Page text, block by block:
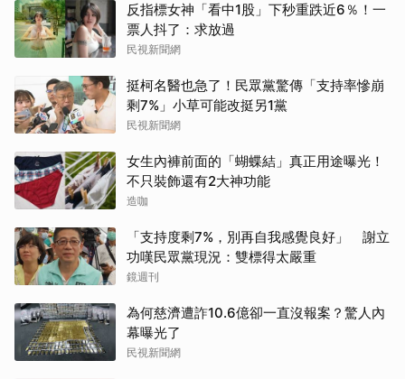
反指標女神「看中1股」下秒重跌近6％！一
票人抖了：求放過
民視新聞網
挺柯名醫也急了！民眾黨驚傳「支持率慘崩
剩7%」小草可能改挺另1黨
民視新聞網
女生內褲前面的「蝴蝶結」真正用途曝光！
不只裝飾還有2大神功能
造咖
「支持度剩7%，別再自我感覺良好」 謝立
功嘆民眾黨現況：雙標得太嚴重
鏡週刊
為何慈濟遭詐10.6億卻一直沒報案？驚人內
幕曝光了
民視新聞網